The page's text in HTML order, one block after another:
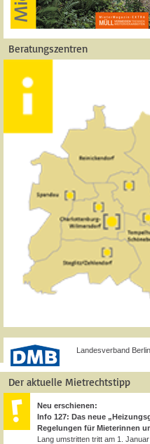
Beratungszentren
Landesverband
Der aktuelle Mietrechtstipp
Neu erschienen:
Info 127: Das neue
Regelungen für Mieterinnen
Lang umstritten tritt am 1.